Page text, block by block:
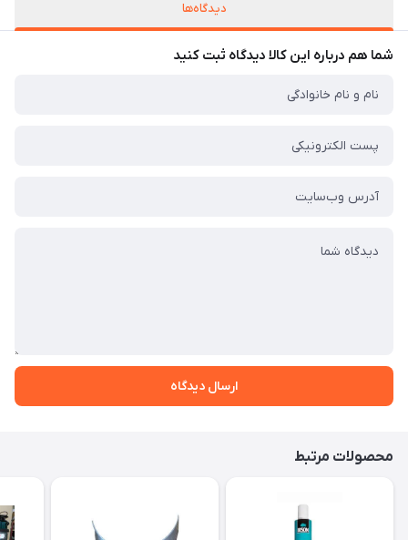
دیدگاه‌ها
شما هم درباره این کالا دیدگاه ثبت کنید
ارسال دیدگاه
محصولات مرتبط